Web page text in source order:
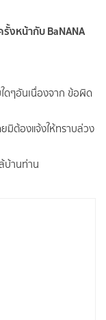
งหน้ากับ BaNANA
ดๆอันเนื่องจาก ข้อผิด
มิต้องแจ้งให้ทราบล่วง
บ้านท่าน